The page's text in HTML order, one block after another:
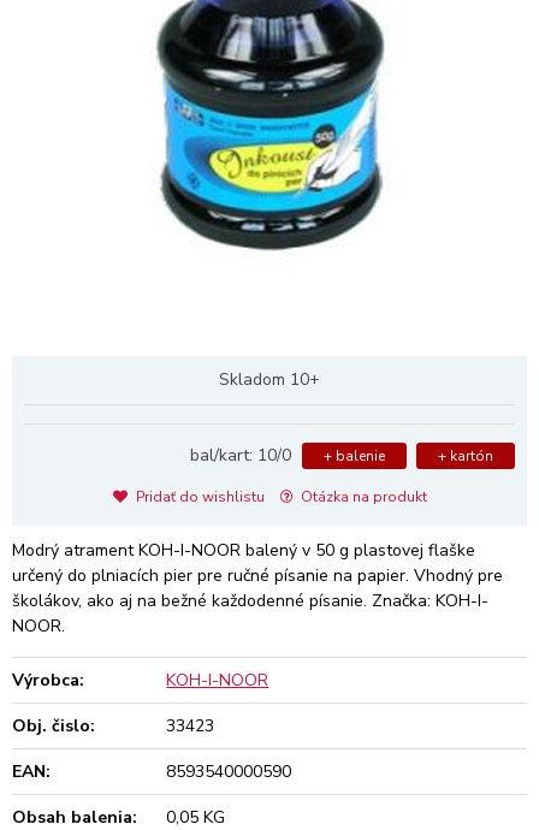
Skladom 10+
bal/kart: 10/0 + balenie + kartón
Pridať do wishlistu Otázka na produkt
Modrý atrament KOH-I-NOOR balený v 50 g plastovej flaške
určený do plniacích pier pre ručné písanie na papier. Vhodný pre
školákov, ako aj na bežné každodenné písanie. Značka: KOH-I-
NOOR.
Výrobca:
KOH-I-NOOR
Obj. čislo:
33423
EAN:
8593540000590
Obsah balenia:
0,05 KG